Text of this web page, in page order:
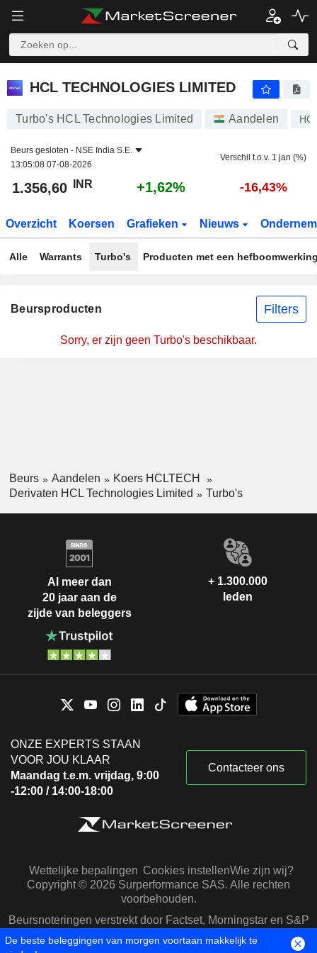
HCL TECHNOLOGIES LIMITED
Turbo's HCL Technologies Limited Aandelen
Beurs gesloten - NSE India S.E.
13:05:08 07-08-2026
Verschil t.o.v. 1 jan (%)
1.356,60 INR +1,62% -16,43%
Overzicht Koersen Grafieken Nieuws
Alle Warrants Turbo's Producten met een
Beursproducten Filters
Sorry, er zijn geen Turbo's beschikbaar.
Beurs Aandelen
Koers HCLTECH
Derivaten HCL Technologies Limited
Turbo's
Al meer dan
20 jaar aan de
zijde van beleggers
+ 1.300.000
leden
ONZE EXPERTS STAAN
VOOR JOU KLAAR
Maandag t.e.m. vrijdag, 9:00
-12:00 / 14:00-18:00
Contacteer ons
Wettelijke bepalingen Cookies instellenWie zijn wij?
Copyright © 2026 Surperformance SAS. Alle rechten
voorbehouden.
Beursnoteringen verstrekt door Factset, Morningstar en S&P
De beste beleggingen van morgen voortaan makkelijk te